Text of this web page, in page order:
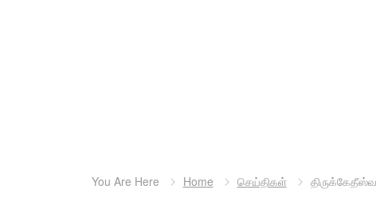
You Are Here Home செய்திகள்